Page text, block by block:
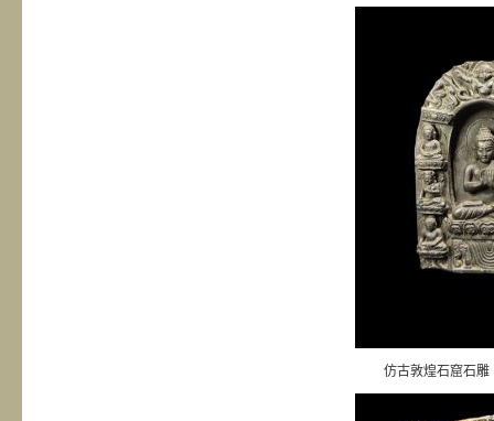
仿古敦煌石窟石雕